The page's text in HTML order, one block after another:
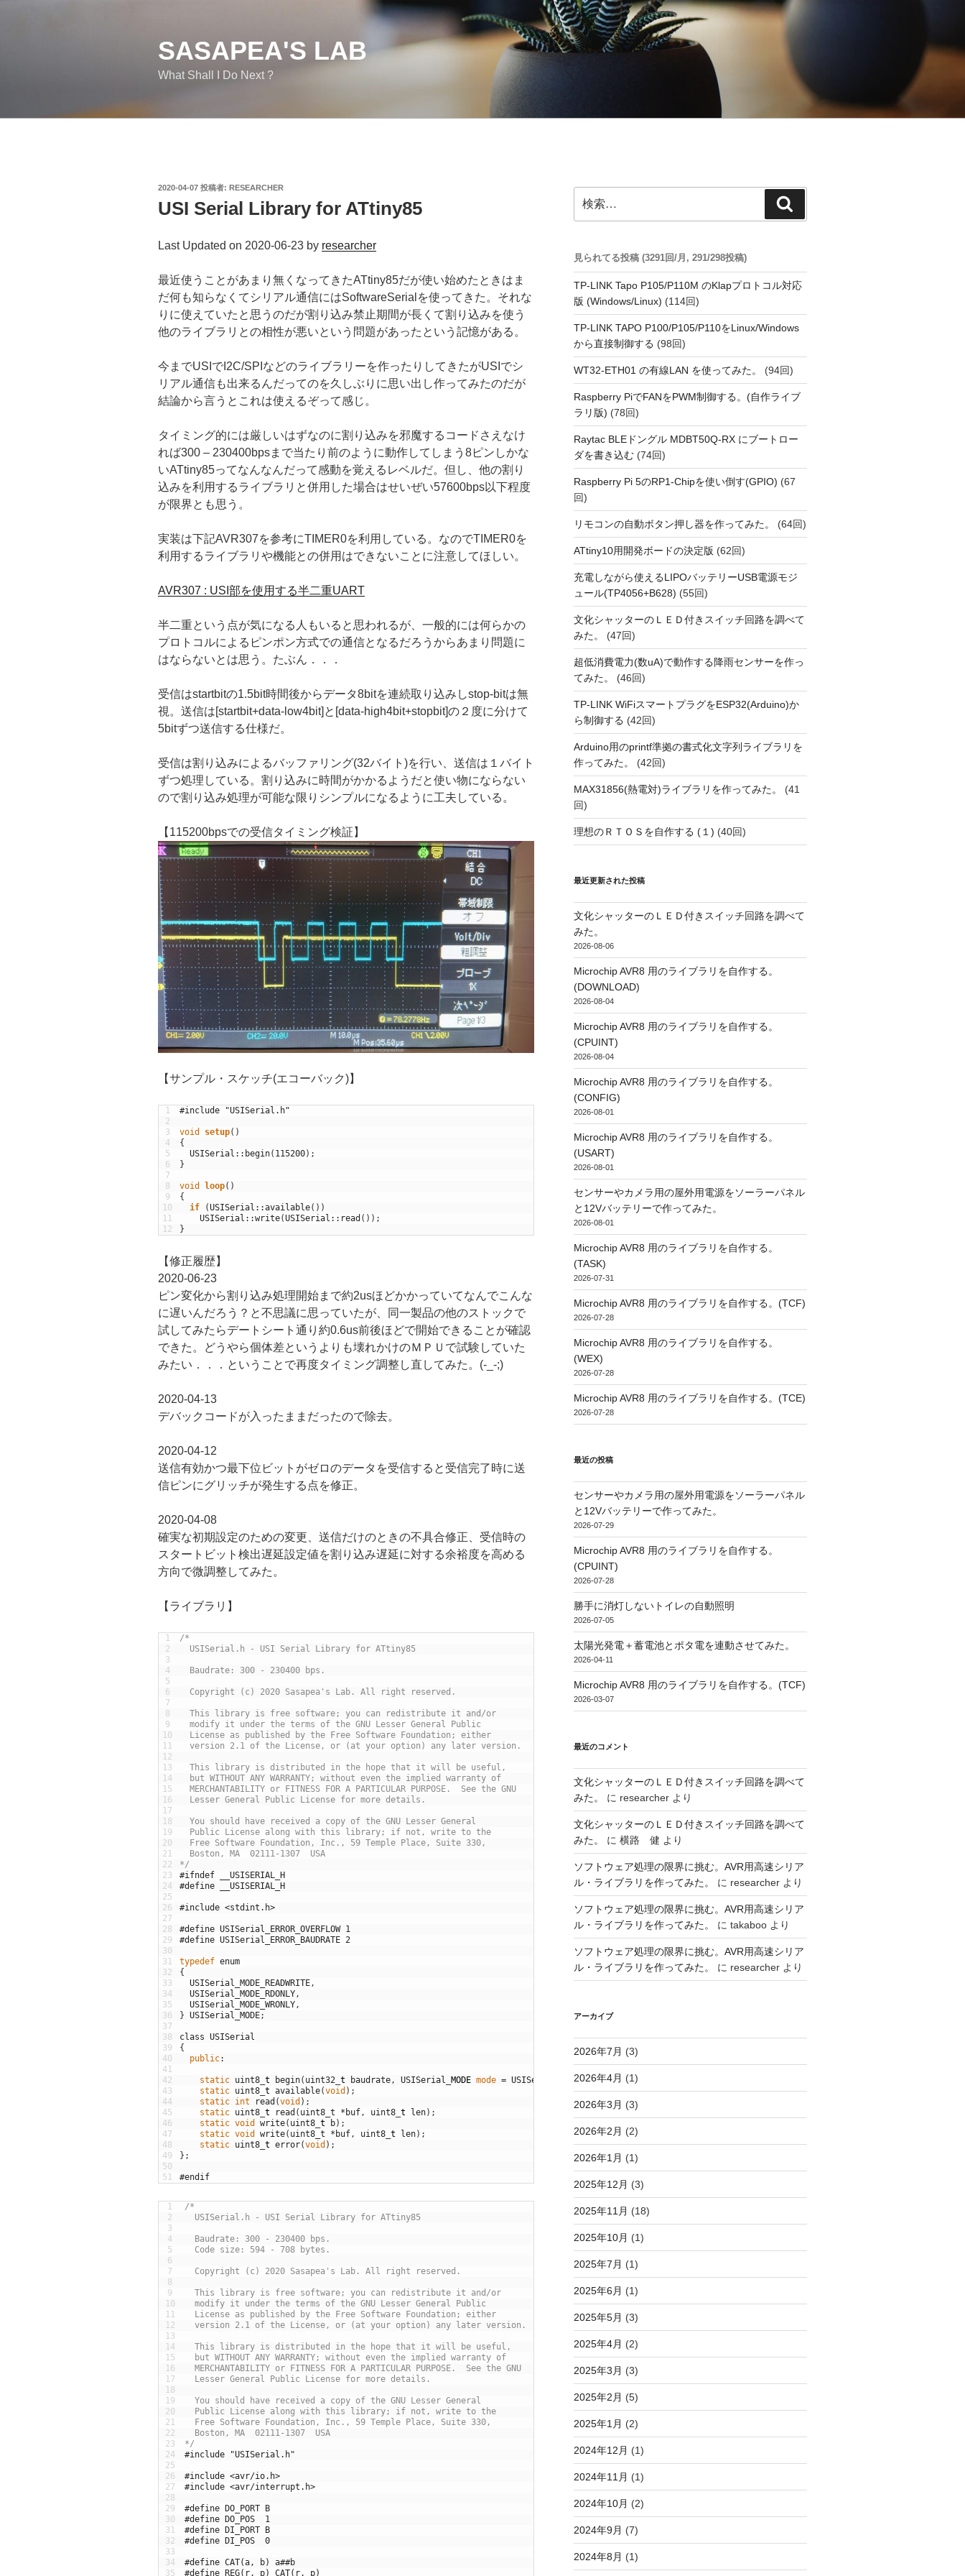
SASAPEA'S LAB
What Shall I Do Next ?
投
日:
2020-04-07 投稿者: RESEARCHER
USI Serial Library for ATtiny85
Last Updated on 2020-06-23 by researcher
最近使うことがあまり無くなってきたATtiny85だが使い始めたときはま
だ何も知らなくてシリアル通信にはSoftwareSerialを使ってきた。それな
りに使えていたと思うのだが割り込み禁止期間が長くて割り込みを使う
他のライブラリとの相性が悪いという問題があったという記憶がある。
今までUSIでI2C/SPIなどのライブラリーを作ったりしてきたがUSIでシ
リアル通信も出来るんだってのを久しぶりに思い出し作ってみたのだが
結論から言うとこれは使えるぞって感じ。
タイミング的には厳しいはずなのに割り込みを邪魔するコードさえなけ
れば300 – 230400bpsまで当たり前のように動作してしまう8ピンしかな
いATtiny85ってなんなんだって感動を覚えるレベルだ。但し、他の割り
込みを利用するライブラリと併用した場合はせいぜい57600bps以下程度
が限界とも思う。
実装は下記AVR307を参考にTIMER0を利用している。なのでTIMER0を
利用するライブラリや機能との併用はできないことに注意してほしい。
AVR307 : USI部を使用する半二重UART
半二重という点が気になる人もいると思われるが、一般的には何らかの
プロトコルによるピンポン方式での通信となるだろうからあまり問題に
はならないとは思う。たぶん．．．
受信はstartbitの1.5bit時間後からデータ8bitを連続取り込みしstop-bitは無
視。送信は[startbit+data-low4bit]と[data-high4bit+stopbit]の２度に分けて
5bitずつ送信する仕様だ。
受信は割り込みによるバッファリング(32バイト)を行い、送信は１バイト
ずつ処理している。割り込みに時間がかかるようだと使い物にならない
ので割り込み処理が可能な限りシンプルになるように工夫している。
【115200bpsでの受信タイミング検証】
【サンプル・スケッチ(エコーバック)】
1
2
3
4
5
6
7
8
9
10
11
12
#include "USISerial.h"
void setup( )
{
USISerial :: begin( 115200) ;
}
void loop( )
{
if
(USISerial ::available( ) )
USISerial ::write(USISerial :: read ( ) ) ;
}
【修正履歴】
2020-06-23
ピン変化から割り込み処理開始まで約2usほどかかっていてなんでこんな
に遅いんだろう？と不思議に思っていたが、同一製品の他のストックで
試してみたらデートシート通り約0.6us前後ほどで開始できることが確認
できた。どうやら個体差というよりも壊れかけのＭＰＵで試験していた
みたい．．．ということで再度タイミング調整し直してみた。(-_-;)
2020-04-13
デバックコードが入ったままだったので除去。
2020-04-12
送信有効かつ最下位ビットがゼロのデータを受信すると受信完了時に送
信ピンにグリッチが発生する点を修正。
2020-04-08
確実な初期設定のための変更、送信だけのときの不具合修正、受信時の
スタートビット検出遅延設定値を割り込み遅延に対する余裕度を高める
方向で微調整してみた。
【ライブラリ】
1
2
3
4
5
6
7
8
9
10
11
12
13
14
15
16
17
18
19
20
21
22
23
24
25
26
27
28
29
30
31
32
33
34
35
36
37
38
39
40
41
42
43
44
45
46
47
48
49
50
51
/*
USISerial.h - USI Serial Library for ATtiny85
Baudrate: 300 - 230400 bps.
Copyright (c) 2020 Sasapea's Lab. All right reserved.
This library is free software; you can redistribute it and/or
modify it under the terms of the GNU Lesser General Public
License as published by the Free Software Foundation; either
version 2.1 of the License, or (at your option) any later version.
This library is distributed in the hope that it will be useful,
but WITHOUT ANY WARRANTY; without even the implied warranty of
MERCHANTABILITY or FITNESS FOR A PARTICULAR PURPOSE.  See the GNU
Lesser General Public License for more details.
You should have received a copy of the GNU Lesser General
Public License along with this library; if not, write to the
Free Software Foundation, Inc., 59 Temple Place, Suite 330,
Boston, MA  02111-1307  USA
*/
#ifndef __USISERIAL_H
#define __USISERIAL_H
#include <stdint.h>
#define USISerial_ERROR_OVERFLOW 1
#define USISerial_ERROR_BAUDRATE 2
typedef enum
{
USISerial_MODE_READWRITE,
USISerial_MODE_RDONLY,
USISerial_MODE_WRONLY,
} USISerial_MODE;
class USISerial
{
public:
static uint8 t begin( uint32 t baudrate, USISerial MODE mode = USISerial_MODE_READWRITE);
static uint8 t available(void ) ;
static int read (void ) ;
static uint8 t read ( uint8_t * buf, uint8 t len) ;
static void write( uint8 t b) ;
static void write( uint8_t * buf, uint8 t len) ;
static uint8 t error(void ) ;
} ;
#endif
1
2
3
4
5
6
7
8
9
10
11
12
13
14
15
16
17
18
19
20
21
22
23
24
25
26
27
28
29
30
31
32
33
34
35
/*
USISerial.h - USI Serial Library for ATtiny85
Baudrate: 300 - 230400 bps.
Code size: 594 - 708 bytes.
Copyright (c) 2020 Sasapea's Lab. All right reserved.
This library is free software; you can redistribute it and/or
modify it under the terms of the GNU Lesser General Public
License as published by the Free Software Foundation; either
version 2.1 of the License, or (at your option) any later version.
This library is distributed in the hope that it will be useful,
but WITHOUT ANY WARRANTY; without even the implied warranty of
MERCHANTABILITY or FITNESS FOR A PARTICULAR PURPOSE.  See the GNU
Lesser General Public License for more details.
You should have received a copy of the GNU Lesser General
Public License along with this library; if not, write to the
Free Software Foundation, Inc., 59 Temple Place, Suite 330,
Boston, MA  02111-1307  USA
*/
#include "USISerial.h"
#include <avr/io.h>
#include <avr/interrupt.h>
#define DO_PORT B
#define DO_POS  1
#define DI_PORT B
#define DI_POS  0
#define CAT(a, b) a##b
#define REG(r, p) CAT(r, p)
索:
索
見られてる投稿 (3291回/月, 291/298投稿)
TP-LINK Tapo P105/P110M のKlapプロトコル対応
版 (Windows/Linux) (114回)
TP-LINK TAPO P100/P105/P110をLinux/Windows
から直接制御する (98回)
WT32-ETH01 の有線LAN を使ってみた。 (94回)
Raspberry PiでFANをPWM制御する。(自作ライブ
ラリ版) (78回)
Raytac BLEドングル MDBT50Q-RX にブートロー
ダを書き込む(74回)
Raspberry Pi 5のRP1-Chipを使い倒す(GPIO) (67
回)
リモコンの自動ボタン押し器を作ってみた。 (64回)
ATtiny10用開発ボードの決定版 (62回)
充電しながら使えるLIPOバッテリーUSB電源モジ
ュール(TP4056+B628) (55回)
文化シャッターのＬＥＤ付きスイッチ回路を調べて
みた。
(47回)
超低消費電力(数uA)で動作する降雨センサーを作っ
てみた。
(46回)
TP-LINK WiFiスマートプラグをESP32(Arduino)か
ら制御する (42回)
Arduino用のprintf準拠の書式化文字列ライブラリを
作ってみた。
(42回)
MAX31856(熱電対)ライブラリを作ってみた。
(41
回)
理想のＲＴＯＳを自作する (１) (40回)
最近更新された投稿
文化シャッターのＬＥＤ付きスイッチ回路を調べて
みた。
2026-08-06
Microchip AVR8 用のライブラリを自作する。
(DOWNLOAD)
2026-08-04
Microchip AVR8 用のライブラリを自作する。
(CPUINT)
2026-08-04
Microchip AVR8 用のライブラリを自作する。
(CONFIG)
2026-08-01
Microchip AVR8 用のライブラリを自作する。
(USART)
2026-08-01
センサーやカメラ用の屋外用電源をソーラーパネル
と12Vバッテリーで作ってみた。
2026-08-01
Microchip AVR8 用のライブラリを自作する。
(TASK)
2026-07-31
Microchip AVR8 用のライブラリを自作する。(TCF)
2026-07-28
Microchip AVR8 用のライブラリを自作する。
(WEX)
2026-07-28
Microchip AVR8 用のライブラリを自作する。(TCE)
2026-07-28
最近の投稿
センサーやカメラ用の屋外用電源をソーラーパネル
と12Vバッテリーで作ってみた。
2026-07-29
Microchip AVR8 用のライブラリを自作する。
(CPUINT)
2026-07-28
勝手に消灯しないトイレの自動照明
2026-07-05
太陽光発電＋蓄電池とポタ電を連動させてみた。
2026-04-11
Microchip AVR8 用のライブラリを自作する。(TCF)
2026-03-07
最近のコメント
文化シャッターのＬＥＤ付きスイッチ回路を調べて
みた。
に researcherより
文化シャッターのＬＥＤ付きスイッチ回路を調べて
みた。
に 横路 健 より
ソフトウェア処理の限界に挑む。AVR用高速シリア
ル・ライブラリを作ってみた。
に researcherより
ソフトウェア処理の限界に挑む。AVR用高速シリア
ル・ライブラリを作ってみた。
に takabooより
ソフトウェア処理の限界に挑む。AVR用高速シリア
ル・ライブラリを作ってみた。
に researcherより
アーカイブ
2026年7月 (3)
2026年4月 (1)
2026年3月 (3)
2026年2月 (2)
2026年1月 (1)
2025年12月 (3)
2025年11月 (18)
2025年10月 (1)
2025年7月 (1)
2025年6月 (1)
2025年5月 (3)
2025年4月 (2)
2025年3月 (3)
2025年2月 (5)
2025年1月 (2)
2024年12月 (1)
2024年11月 (1)
2024年10月 (2)
2024年9月 (7)
2024年8月 (1)